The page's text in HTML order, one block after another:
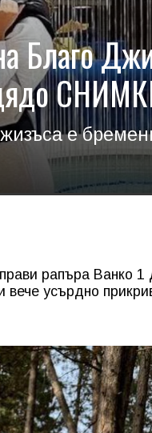
Благо
е
рапъра Ванко 1
вече усърдно